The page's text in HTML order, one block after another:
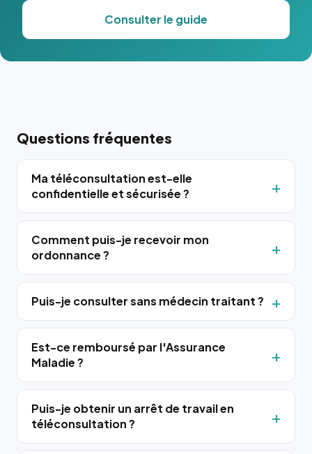
Consulter le guide
Questions fréquentes
Ma téléconsultation est-elle
confidentielle et sécurisée ?
Comment puis-je recevoir mon
ordonnance ?
Puis-je consulter sans médecin traitant ?
Est-ce remboursé par l'Assurance
Maladie ?
Puis-je obtenir un arrêt de travail en
téléconsultation ?